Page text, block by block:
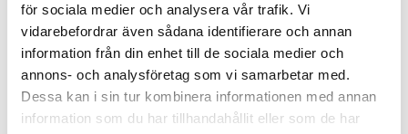
för sociala medier och analysera vår trafik. Vi
vidarebefordrar även sådana identifierare och annan
information från din enhet till de sociala medier och
annons- och analysföretag som vi samarbetar med.
Dessa kan i sin tur kombinera informationen med annan
information som du har tillhandahållit eller som de har
Sofia / Rosersberg maj 13
Det här passet bet rejält - Tack!!
2
Emelie april 16
Ojojoj vilket pass 💪 min dotter sa att jag lät som en